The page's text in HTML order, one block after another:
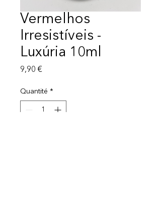
Vermelhos
Irresistíveis -
Luxúria 10ml
9,90 €Prix
Quantité *